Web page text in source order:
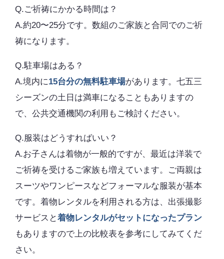
Q.ご祈祷にかかる時間は？
A.約20〜25分です。数組のご家族と合同でのご祈
祷になります。
Q.駐車場はある？
A.境内に15台分の無料駐車場があります。七五三
シーズンの土日は満車になることもありますの
で、公共交通機関の利用もご検討ください。
Q.服装はどうすればいい？
A.お子さんは着物が一般的ですが、最近は洋装で
ご祈祷を受けるご家族も増えています。ご両親は
スーツやワンピースなどフォーマルな服装が基本
です。着物レンタルを利用される方は、出張撮影
サービスと着物レンタルがセットになったプラン
もありますので上の比較表を参考にしてみてくだ
さい。